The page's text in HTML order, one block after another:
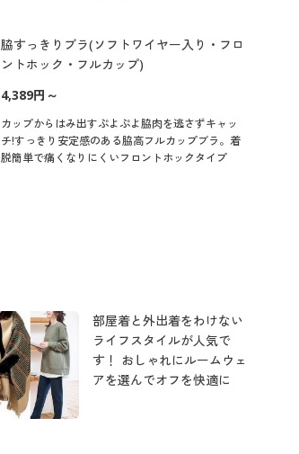
脇すっきりブラ(ソフトワイヤー入り・フロ
ントホック・フルカップ)
4,389円～
カップからはみ出すぷよぷよ脇肉を逃さずキャッ
チ!すっきり安定感のある脇高フルカップブラ。着
脱簡単で痛くなりにくいフロントホックタイプ
部屋着と外出着をわけない
ライフスタイルが人気で
す！ おしゃれにルームウェ
アを選んでオフを快適に